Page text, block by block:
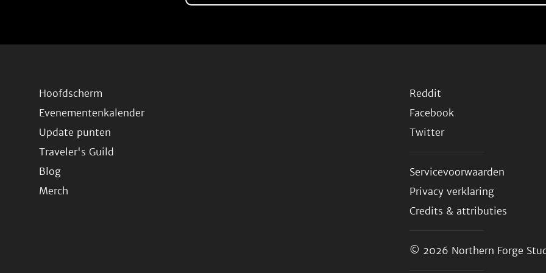
Hoofdscherm
Evenementenkalender
Update punten
Traveler's Guild
Blog
Merch
Reddit
Facebook
Twitter
Servicevoorwaarden
Privacy verklaring
Credits & attributies
© 2026 Northern Forge